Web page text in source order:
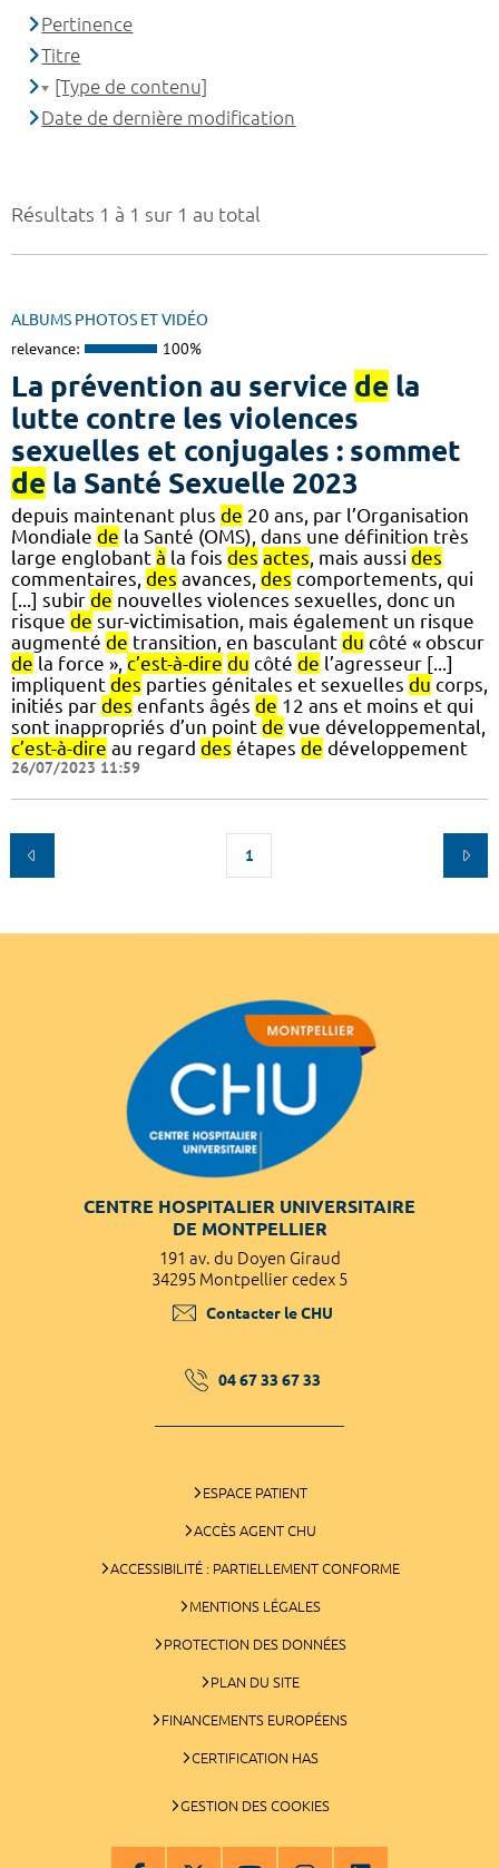
Résultats 1 à 1 sur 1 au total
ALBUMS PHOTOS ET VIDÉO
relevance: 100%
La prévention au service de la
lutte contre les violences
sexuelles et conjugales : sommet
de la Santé Sexuelle 2023
depuis maintenant plus de 20 ans, par l’Organisation
Mondiale de la Santé (OMS), dans une définition très
large englobant à la fois des actes , mais aussi des
commentaires, des avances, des comportements, qui
[...] subir de nouvelles violences sexuelles, donc un
risque de sur-victimisation, mais également un risque
augmenté de transition, en basculant du côté « obscur
de la force », c’est-à-dire du côté de l’agresseur [...]
impliquent des parties génitales et sexuelles du corps,
initiés par des enfants âgés de 12 ans et moins et qui
sont inappropriés d’un point de vue développemental,
c’est-à-dire au regard des étapes de développement
26/07/2023 11:59
1
Pertinence
Titre
[Type de contenu]
Date de dernière modification
CENTRE HOSPITALIER UNIVERSITAIRE
DE MONTPELLIER
191 av. du Doyen Giraud
34295 Montpellier cedex 5
Contacter le CHU
04 67 33 67 33
ESPACE PATIENT
ACCÈS AGENT CHU
ACCESSIBILITÉ : PARTIELLEMENT CONFORME
MENTIONS LÉGALES
PROTECTION DES DONNÉES
PLAN DU SITE
FINANCEMENTS EUROPÉENS
CERTIFICATION HAS
GESTION DES COOKIES